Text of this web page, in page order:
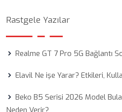
Rastgele Yazılar
Realme GT 7 Pro 5G Bağlantı
Elavil Ne işe Yarar? Etkileri,
Beko B5 Serisi 2026 Model
Neden Verir?